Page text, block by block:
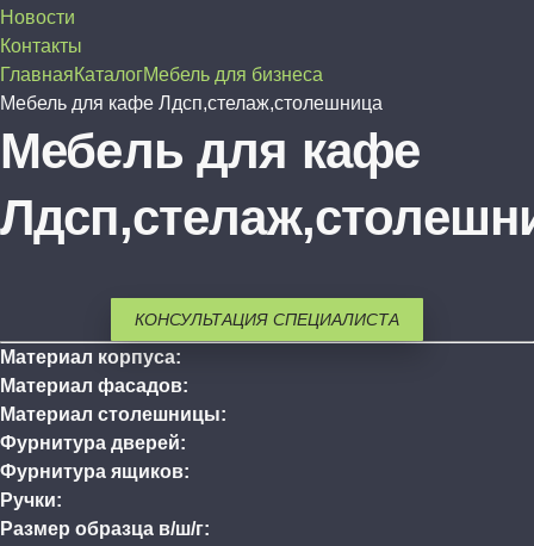
Новости
Контакты
ГлавнаяКаталогМебель для бизнеса
Мебель для кафе Лдсп,стелаж,столешница
Мебель для кафе
КОНСУЛЬТАЦИЯ СПЕЦИАЛИСТА
Материал корпуса:
Материал фасадов:
Материал столешницы:
Фурнитура дверей:
Фурнитура ящиков:
Ручки:
Размер образца в/ш/г: